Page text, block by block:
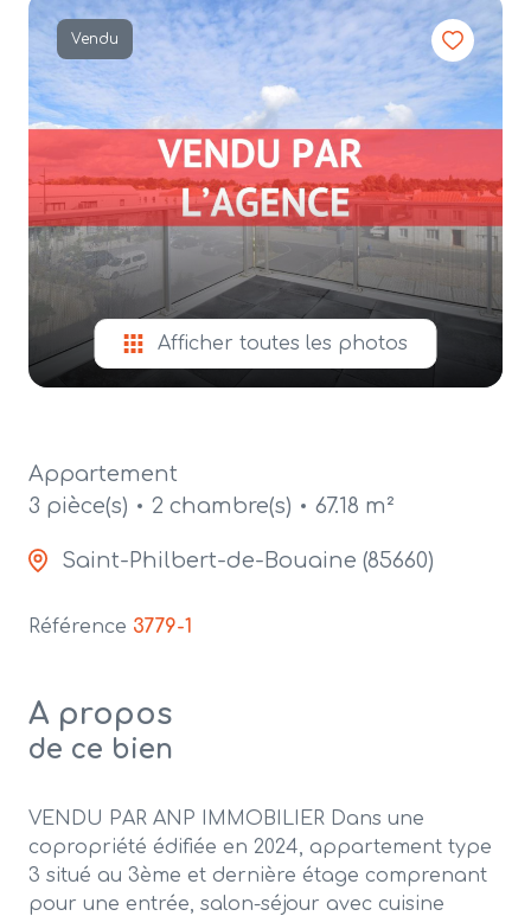
estimation
e-
mail
contact
Vendu
Afficher toutes les photos
Appartement
3 pièce(s)
2 chambre(s) 67.18 m²
Saint-Philbert-de-Bouaine (85660)
Référence 3779-1
A propos
de ce bien
VENDU PAR ANP IMMOBILIER Dans une
copropriété édifiée en 2024, appartement type
3 situé au 3ème et dernière étage comprenant
pour une entrée, salon-séjour avec cuisine